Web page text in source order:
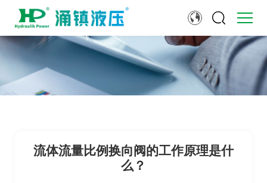
流体流量比例换向阀的工作原理是什
么？